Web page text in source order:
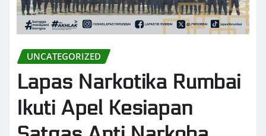
UNCATEGORIZED
Lapas Narkotika Rumbai
Ikuti Apel Kesiapan